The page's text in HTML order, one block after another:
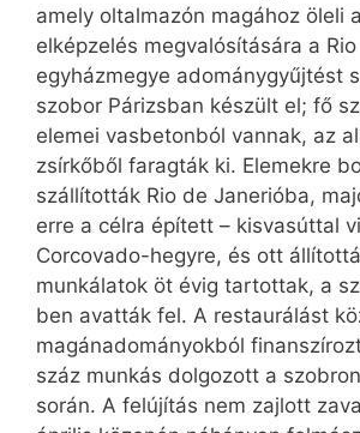
amely oltalmazón magához öleli
elképzelés megvalósítására a
egyházmegye adománygyűjtést
szobor Párizsban készült el; fő
elemei vasbetonból vannak, az
zsírkőből faragták ki. Elemekre
szállították Rio de Janerióba,
erre a célra épített – kisvasúttal
Corcovado-hegyre, és ott
munkálatok öt évig tartottak, a
ben avatták fel. A restaurálást
magánadományokból
száz munkás dolgozott a
során. A felújítás nem zajlott